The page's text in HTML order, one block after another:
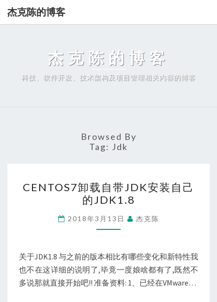
杰克陈的博客
杰克陈的博客
科技、软件开发、技术架构及项目管理相关内容的博客
Browsed By
Tag: Jdk
卸
载
自
带
安
装
自
CENTOS7卸载自带JDK安装自己
的JDK1.8
2018年3月13日 杰克陈
关于JDK1.8 与之前的版本相比有哪些变化和新特性我
也不在这详细的说明了,毕竟一度娘啥都有了,既然不
多说那就直接开始吧!! 准备资料: 1、已经在VMware…